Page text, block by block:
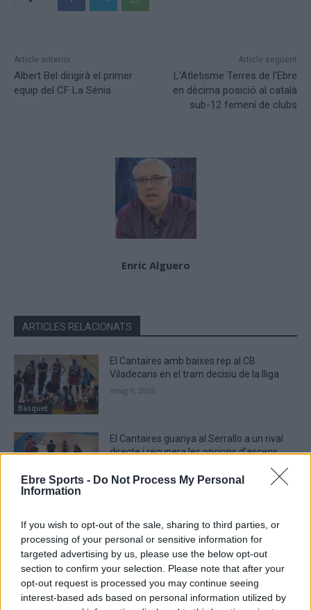
Ebre Sports - Do Not Process My Personal
Information
If you wish to opt-out of the sale, sharing to third parties, or
processing of your personal or sensitive information for
targeted advertising by us, please use the below opt-out
section to confirm your selection. Please note that after your
opt-out request is processed you may continue seeing
interest-based ads based on personal information utilized by
Article anterior
Albert Bel dirigirà el primer
equip del CF La Sénia
Article següent
L’Atletisme Terres de l’Ebre
en dècima posició al català
sub-12 femení de clubs
Enric Alguero
ARTICLES RELACIONATS
Bàsquet
El Cantaires amb baixes rep al CB
Viladecans en el tram decisiu de la lliga
maig 9, 2026
Bàsquet
El Cantaires guanya al Serrallo a un rival
directe i recupera les opcions d’ascens
Bàsquet
positiva del Cantaires com a local
abril 19, 2026